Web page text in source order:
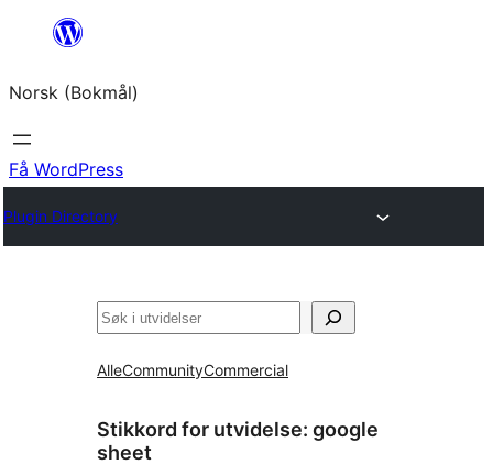
Hopp
innhold
Norsk (Bokmål)
Få WordPress
Plugin Directory
Søk
AlleCommunityCommercial
Stikkord for utvidelse: google
sheet